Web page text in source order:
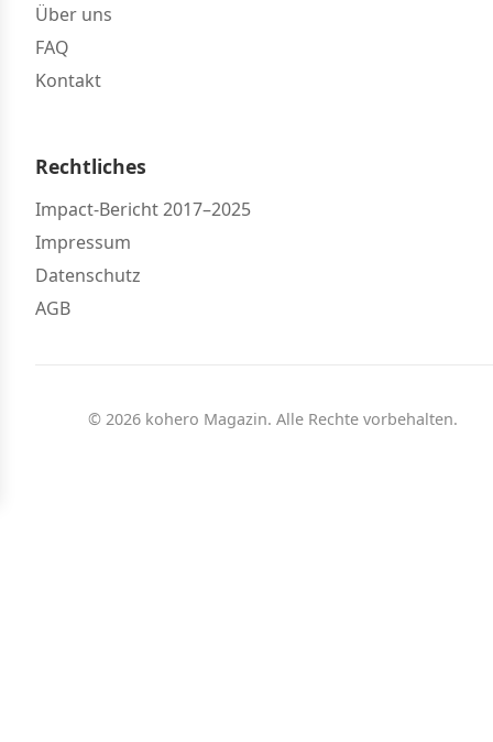
Über uns
FAQ
Kontakt
Rechtliches
Impact-Bericht 2017–2025
Impressum
Datenschutz
AGB
© 2026 kohero Magazin. Alle Rechte vorbehalten.